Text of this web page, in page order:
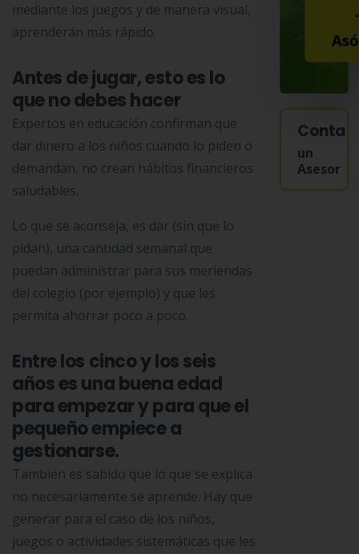
mediante los juegos y de manera visual,
aprenderán más rápido.
Antes de jugar, esto es lo
que no debes hacer
Expertos en educación confirman que
dar dinero a los niños cuando lo piden o
demandan, no crean hábitos financieros
saludables.
Lo que se aconseja, es dar (sin que lo
pidan), una cantidad semanal que
puedan administrar para sus meriendas
del colegio (por ejemplo) y que les
permita ahorrar poco a poco.
Entre los cinco y los seis
años es una buena edad
para empezar y para que el
pequeño empiece a
gestionarse.
También es sabido que lo que se explica
no necesariamente se aprende. Hay que
generar para el caso de los niños,
juegos o actividades sistemáticas que les
un
Asesor